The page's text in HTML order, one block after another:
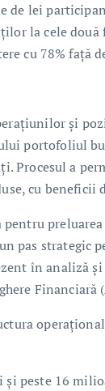
de lei
la cele
cu 78% față
și
portofoliul
Procesul a
cu
pas strategic
în analiză
Financiară
și peste 16